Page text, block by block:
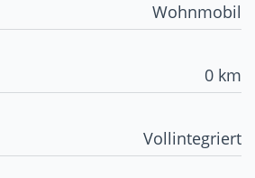
Wohnmobil
0 km
Vollintegriert